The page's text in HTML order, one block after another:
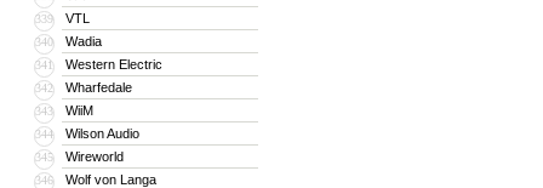
339 VTL
340 Wadia
341 Western Electric
342 Wharfedale
343 WiiM
344 Wilson Audio
345 Wireworld
346 Wolf von Langa